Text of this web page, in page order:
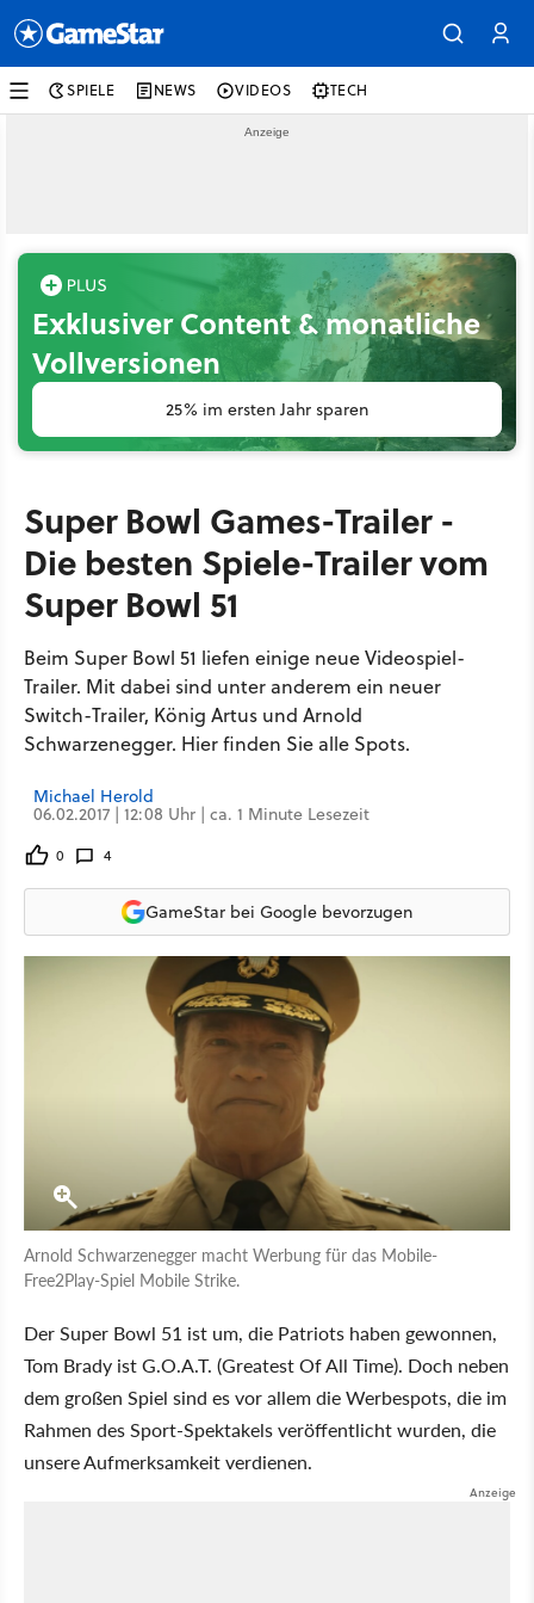
SPIELE NEWS VIDEOS TECH
Exklusiver Content & monatliche
Vollversionen
25% im ersten Jahr sparen
Super Bowl Games-Trailer -
Die besten Spiele-Trailer vom
Super Bowl 51
Beim Super Bowl 51 liefen einige neue Videospiel-
Trailer. Mit dabei sind unter anderem ein neuer
Switch-Trailer, König Artus und Arnold
Schwarzenegger. Hier finden Sie alle Spots.
Michael Herold
06.02.2017 | 12:08 Uhr | ca. 1 Minute Lesezeit
0 4
GameStar bei Google bevorzugen
Arnold Schwarzenegger macht Werbung für das Mobile-
Free2Play-Spiel Mobile Strike.
Der Super Bowl 51 ist um, die Patriots haben gewonnen,
Tom Brady ist G.O.A.T. (Greatest Of All Time). Doch neben
dem großen Spiel sind es vor allem die Werbespots, die im
Rahmen des Sport-Spektakels veröffentlicht wurden, die
unsere Aufmerksamkeit verdienen.